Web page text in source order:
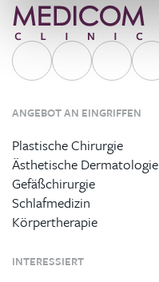
ANGEBOT AN EINGRIFFEN
Plastische Chirurgie
Ästhetische Dermatologie
Gefäßchirurgie
Schlafmedizin
Körpertherapie
INTERESSIERT